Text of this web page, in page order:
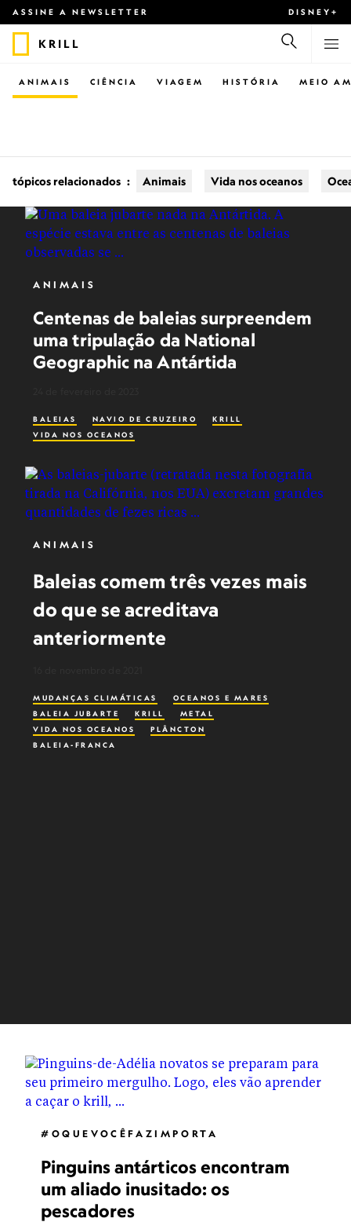
ASSINE A NEWSLETTER DISNEY+
KRILL
CIÊNCIA VIAGEM
ANIMAIS HISTÓRIA MEIO
tópicos relacionados : Animais Vida nos oceanos
ANIMAIS
Centenas de baleias surpreendem
uma tripulação da National
Geographic na Antártida
BALEIAS NAVIO DE CRUZEIRO
KRILL
VIDA NOS OCEANOS
ANIMAIS
Baleias comem três vezes mais
do que se acreditava
anteriormente
MUDANÇAS CLIMÁTICAS
OCEANOS E MARES
BALEIA JUBARTE
KRILL
METAL
VIDA NOS OCEANOS
PLÂNCTON
BALEIA-FRANCA
#OQUEVOCÊFAZIMPORTA
Pinguins antárticos encontram
um aliado inusitado: os
pescadores